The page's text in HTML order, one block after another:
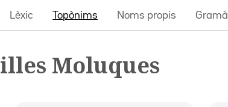
Lèxic Topònims Noms propis
illes Moluques